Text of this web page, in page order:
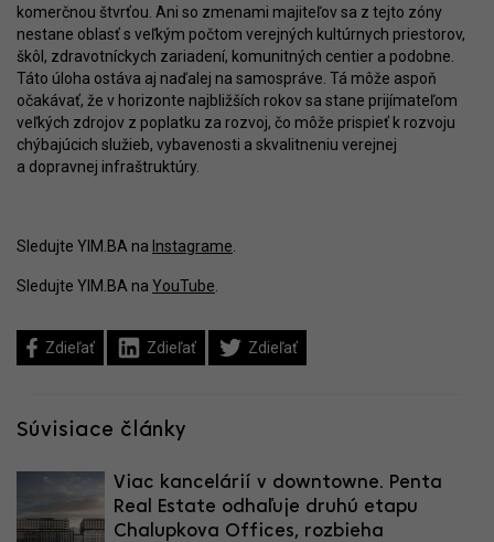
komerčnou štvrťou. Ani so zmenami majiteľov sa z tejto zóny
nestane oblasť s veľkým počtom verejných kultúrnych priestorov,
škôl, zdravotníckych zariadení, komunitných centier a podobne.
Táto úloha ostáva aj naďalej na samospráve. Tá môže aspoň
očakávať, že v horizonte najbližších rokov sa stane prijímateľom
veľkých zdrojov z poplatku za rozvoj, čo môže prispieť k rozvoju
chýbajúcich služieb, vybavenosti a skvalitneniu verejnej
a dopravnej infraštruktúry.
Sledujte YIM.BA na Instagrame
Sledujte YIM.BA na YouTube
Zdieľať Zdieľať Zdieľať
Súvisiace články
Viac kancelárií v downtowne. Penta
Real Estate odhaľuje druhú etapu
Chalupkova Offices, rozbieha